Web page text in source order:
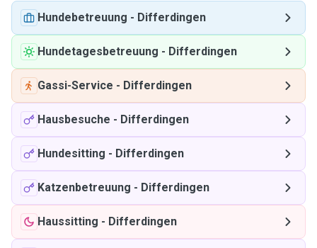
Hundebetreuung - Differdingen
Hundetagesbetreuung - Differdingen
Gassi-Service - Differdingen
Hausbesuche - Differdingen
Hundesitting - Differdingen
Katzenbetreuung - Differdingen
Haussitting - Differdingen